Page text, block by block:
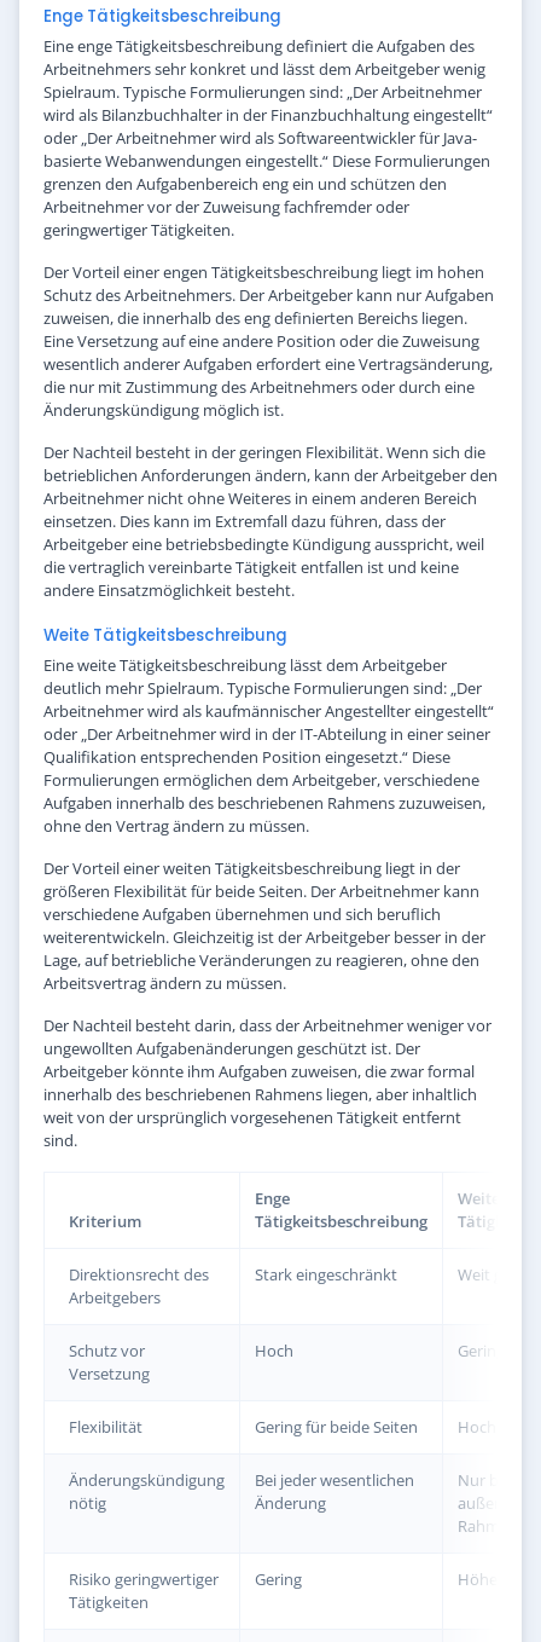
Enge Tätigkeitsbeschreibung
Eine enge Tätigkeitsbeschreibung definiert die Aufgaben des
Arbeitnehmers sehr konkret und lässt dem Arbeitgeber wenig
Spielraum. Typische Formulierungen sind: „Der Arbeitnehmer
wird als Bilanzbuchhalter in der Finanzbuchhaltung eingestellt“
oder „Der Arbeitnehmer wird als Softwareentwickler für Java-
basierte Webanwendungen eingestellt.“ Diese Formulierungen
grenzen den Aufgabenbereich eng ein und schützen den
Arbeitnehmer vor der Zuweisung fachfremder oder
geringwertiger Tätigkeiten.
Der Vorteil einer engen Tätigkeitsbeschreibung liegt im hohen
Schutz des Arbeitnehmers. Der Arbeitgeber kann nur Aufgaben
zuweisen, die innerhalb des eng definierten Bereichs liegen.
Eine Versetzung auf eine andere Position oder die Zuweisung
wesentlich anderer Aufgaben erfordert eine Vertragsänderung,
die nur mit Zustimmung des Arbeitnehmers oder durch eine
Änderungskündigung möglich ist.
Der Nachteil besteht in der geringen Flexibilität. Wenn sich die
betrieblichen Anforderungen ändern, kann der Arbeitgeber den
Arbeitnehmer nicht ohne Weiteres in einem anderen Bereich
einsetzen. Dies kann im Extremfall dazu führen, dass der
Arbeitgeber eine betriebsbedingte Kündigung ausspricht, weil
die vertraglich vereinbarte Tätigkeit entfallen ist und keine
andere Einsatzmöglichkeit besteht.
Weite Tätigkeitsbeschreibung
Eine weite Tätigkeitsbeschreibung lässt dem Arbeitgeber
deutlich mehr Spielraum. Typische Formulierungen sind: „Der
Arbeitnehmer wird als kaufmännischer Angestellter eingestellt“
oder „Der Arbeitnehmer wird in der IT-Abteilung in einer seiner
Qualifikation entsprechenden Position eingesetzt.“ Diese
Formulierungen ermöglichen dem Arbeitgeber, verschiedene
Aufgaben innerhalb des beschriebenen Rahmens zuzuweisen,
ohne den Vertrag ändern zu müssen.
Der Vorteil einer weiten Tätigkeitsbeschreibung liegt in der
größeren Flexibilität für beide Seiten. Der Arbeitnehmer kann
verschiedene Aufgaben übernehmen und sich beruflich
weiterentwickeln. Gleichzeitig ist der Arbeitgeber besser in der
Lage, auf betriebliche Veränderungen zu reagieren, ohne den
Arbeitsvertrag ändern zu müssen.
Der Nachteil besteht darin, dass der Arbeitnehmer weniger vor
ungewollten Aufgabenänderungen geschützt ist. Der
Arbeitgeber könnte ihm Aufgaben zuweisen, die zwar formal
innerhalb des beschriebenen Rahmens liegen, aber inhaltlich
weit von der ursprünglich vorgesehenen Tätigkeit entfernt
sind.
Kriterium
Enge
Tätigkeitsbeschreibung
Weite
Direktionsrecht des
Arbeitgebers
Stark eingeschränkt Weit
Schutz vor
Versetzung
Hoch Gering
Flexibilität Gering für beide Seiten Hoch für
Änderungskündigung
nötig
Bei jeder wesentlichen
Änderung
Nur bei
außerhalb
Rahmens
Risiko geringwertiger
Tätigkeiten
Gering Höher